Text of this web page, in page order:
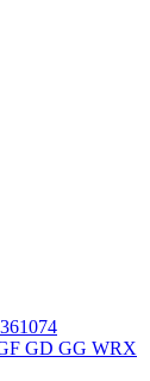
GD GG WRX